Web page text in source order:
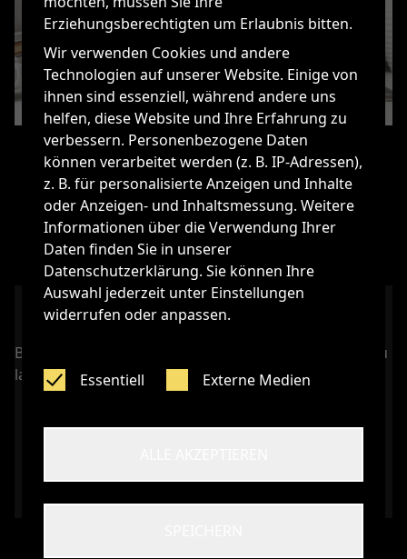
Erziehungsberechtigten um Erlaubnis bitten.
Wir verwenden Cookies und andere
Technologien auf unserer Website. Einige von
ihnen sind essenziell, während andere uns
helfen, diese Website und Ihre Erfahrung zu
verbessern. Personenbezogene Daten
können verarbeitet werden (z. B. IP-Adressen),
z. B. für personalisierte Anzeigen und Inhalte
oder Anzeigen- und Inhaltsmessung. Weitere
Informationen über die Verwendung Ihrer
Daten finden Sie in unserer
Datenschutzerklärung. Sie können Ihre
Auswahl jederzeit unter Einstellungen
widerrufen oder anpassen.
Essentiell Externe Medien
Bitte akzeptieren Sie externe Medien, um das Video zu
laden.